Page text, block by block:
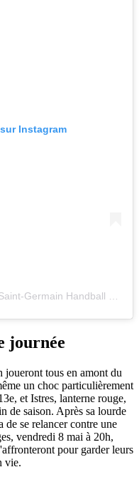
Instagram
journée
joueront tous en amont du
un choc particulièrement
et Istres, lanterne rouge,
de saison. Après sa lourde
de se relancer contre une
vendredi 8 mai à 20h,
pour garder leurs
vie.